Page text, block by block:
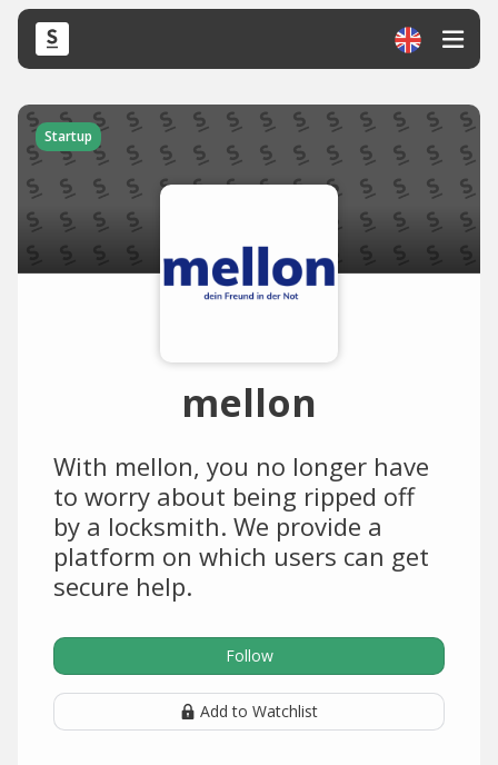
Startup
mellon
With mellon, you no longer have
to worry about being ripped off
by a locksmith. We provide a
platform on which users can get
secure help.
Follow
Add to Watchlist